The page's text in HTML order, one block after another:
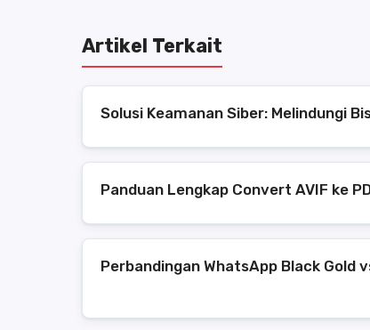
Artikel Terkait
Solusi Keamanan Siber: Melindungi
Panduan Lengkap Convert AVIF ke
Perbandingan WhatsApp Black Gold